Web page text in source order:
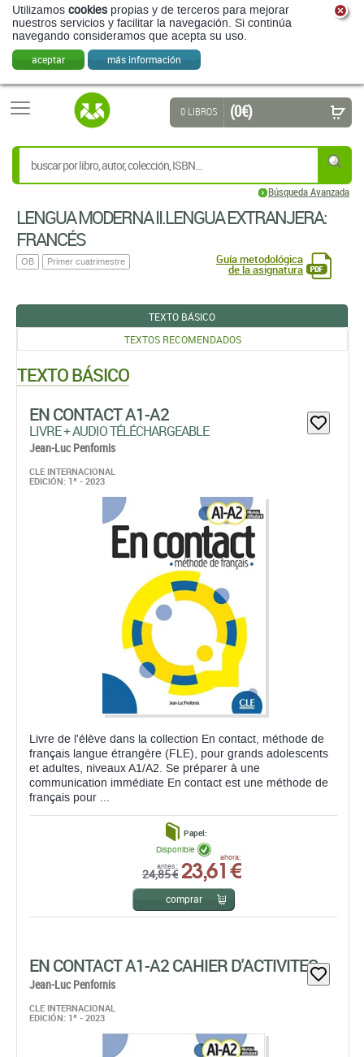
Utilizamos cookies propias y de terceros para mejorar
nuestros servicios y facilitar la navegación. Si continúa
navegando consideramos que acepta su uso.
aceptar más información
Búsqueda Avanzada
0 LIBROS (0 €)
LENGUA MODERNA II.LENGUA EXTRANJERA:
FRANCÉS
OB Primer cuatrimestre Guía metodológica
de la asignatura
TEXTO BÁSICO
TEXTOS RECOMENDADOS
TEXTO BÁSICO
EN CONTACT A1-A2
LIVRE + AUDIO TÉLÉCHARGEABLE
Jean-Luc Penfornis
CLE INTERNACIONAL
EDICIÓN: 1ª - 2023
Livre de l'élève dans la collection En contact, méthode de
français langue étrangère (FLE), pour grands adolescents
et adultes, niveaux A1/A2. Se préparer à une
communication immédiate En contact est une méthode de
français pour ...
Papel:
antes:
24,85 €
ahora:
23,61 €
Disponible
comprar
EN CONTACT A1-A2 CAHIER D'ACTIVITES
Jean-Luc Penfornis
CLE INTERNACIONAL
EDICIÓN: 1ª - 2023